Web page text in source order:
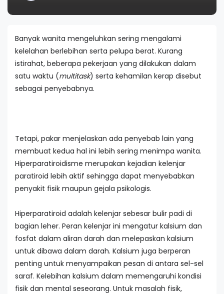
Banyak wanita mengeluhkan sering mengalami
kelelahan berlebihan serta pelupa berat. Kurang
istirahat, beberapa pekerjaan yang dilakukan dalam
satu waktu (multitask) serta kehamilan kerap disebut
sebagai penyebabnya.
Tetapi, pakar menjelaskan ada penyebab lain yang
membuat kedua hal ini lebih sering menimpa wanita.
Hiperparatiroidisme merupakan kejadian kelenjar
paratiroid lebih aktif sehingga dapat menyebabkan
penyakit fisik maupun gejala psikologis.
Hiperparatiroid adalah kelenjar sebesar bulir padi di
bagian leher. Peran kelenjar ini mengatur kalsium dan
fosfat dalam aliran darah dan melepaskan kalsium
untuk dibawa dalam darah. Kalsium juga berperan
penting untuk menyampaikan pesan di antara sel-sel
saraf. Kelebihan kalsium dalam memengaruhi kondisi
fisik dan mental seseorang. Untuk masalah fisik,